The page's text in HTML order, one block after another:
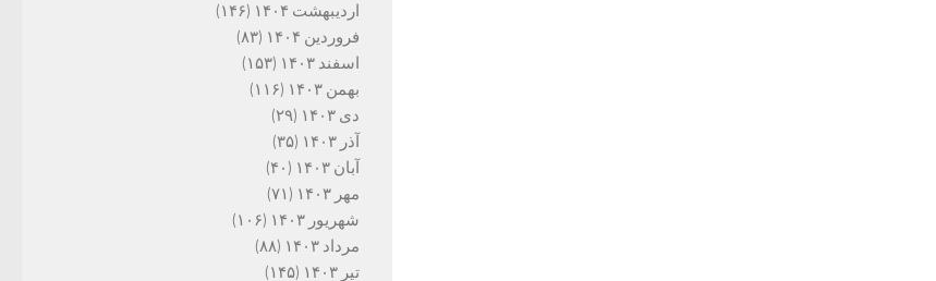
اردیبهشت ۱۴۰۴
(۱۴۶)
فروردین ۱۴۰۴
(۸۳)
اسفند ۱۴۰۳
(۱۵۳)
بهمن ۱۴۰۳
(۱۱۶)
دی ۱۴۰۳
(۲۹)
آذر ۱۴۰۳
(۳۵)
آبان ۱۴۰۳
(۴۰)
مهر ۱۴۰۳
(۷۱)
شهریور ۱۴۰۳
(۱۰۶)
مرداد ۱۴۰۳
(۸۸)
تیر ۱۴۰۳
(۱۴۵)